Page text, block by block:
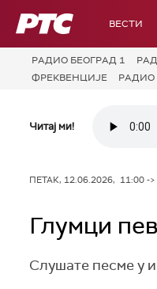
РТС ВЕСТИ
РАДИО БЕОГРАД 1
ФРЕКВЕНЦИЈЕ
Читај ми!
ПЕТАК, 12.06.2026, 11:00 ->
Глумци
Слушате песме у